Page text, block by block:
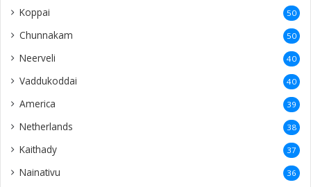
Koppai 50
Chunnakam 50
Neerveli 40
Vaddukoddai 40
America 39
Netherlands 38
Kaithady 37
Nainativu 36